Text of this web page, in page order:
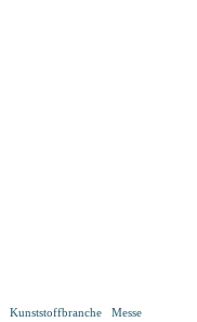
Kunststoffbranche Messe